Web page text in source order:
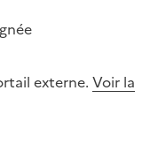
externe. Voir la